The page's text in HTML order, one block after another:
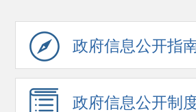
政府信息公开指
政府信息公开制